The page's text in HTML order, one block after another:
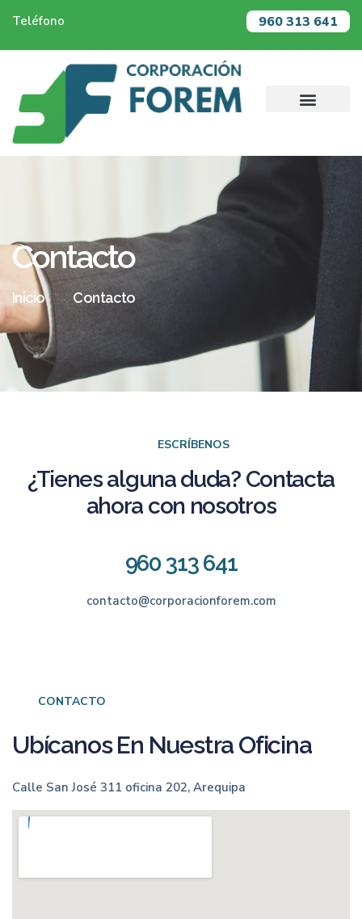
Teléfono 960 313 641
Contacto
Inicio Contacto
ESCRÍBENOS
¿Tienes alguna duda? Contacta
ahora con nosotros
960 313 641
contacto@corporacionforem.com
CONTACTO
Ubícanos En Nuestra Oficina
Calle San José 311 oficina 202, Arequipa